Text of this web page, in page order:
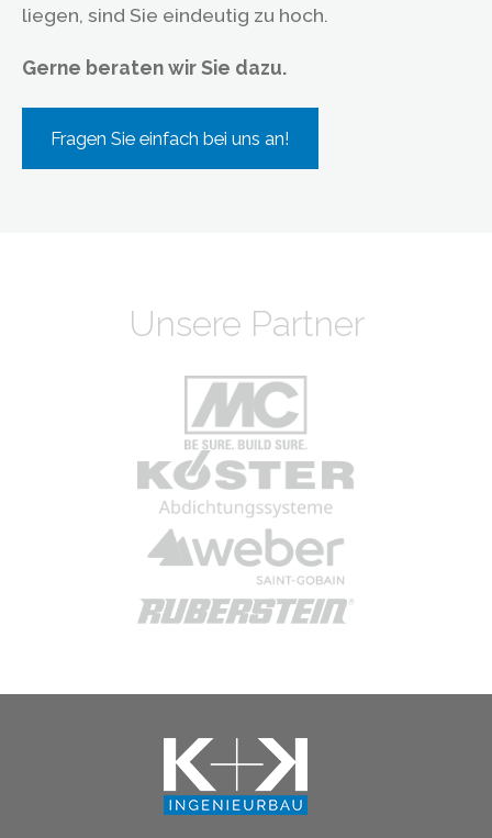
liegen, sind Sie eindeutig zu hoch.
Gerne beraten wir Sie dazu.
Fragen Sie einfach bei uns an!
Unsere Partner